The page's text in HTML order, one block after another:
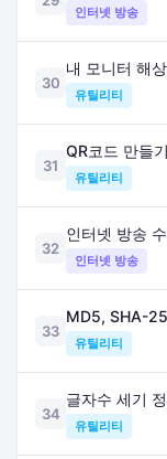
인터넷 방송
30
내 모니터 해
유틸리티
31
QR코드 만들
유틸리티
32
인터넷 방송
인터넷 방송
33
MD5, SHA-
유틸리티
34
글자수 세기
유틸리티